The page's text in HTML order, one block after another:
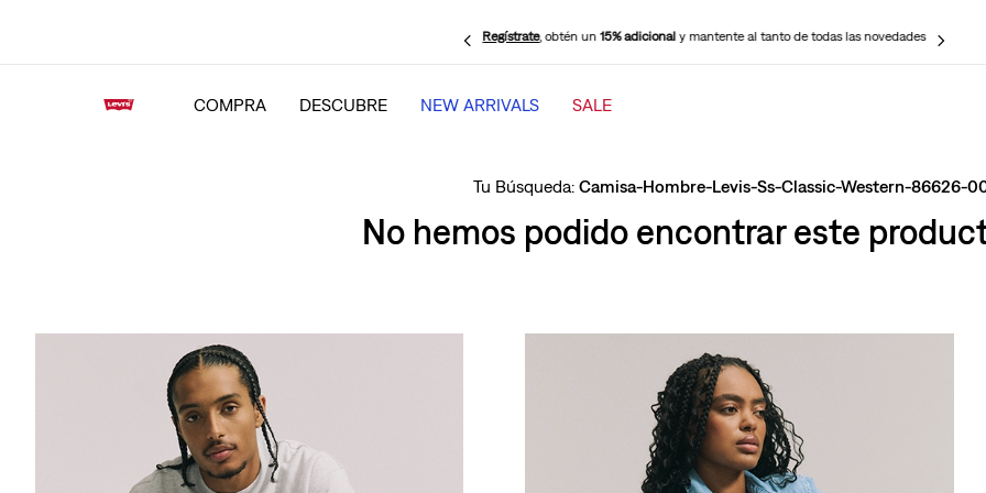
Regístrate, obtén un15% adicional y mantente al tanto de todas las novedades
COMPRA DESCUBRE NEW ARRIVALS SALE
Camisa-Hombre-Levis-Ss-Classic-Western-86626-
No hemos podido encontrar este
1.
501 mujer
2
jeans mujer levi s cinch baggy
5.
505 hombre
chaqueta
jeans mujer 318 wide leg
mujer 318